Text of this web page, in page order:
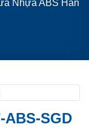
Nhựa ABS Hàn
ABS-SGD